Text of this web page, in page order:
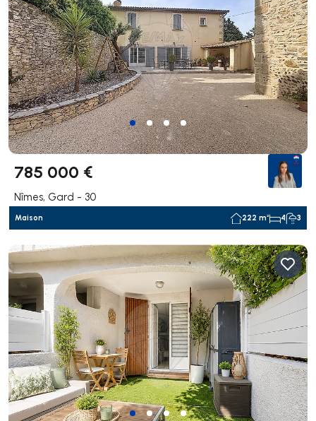
785 000 €
Nîmes, Gard - 30
Maison 222 m² 4 3